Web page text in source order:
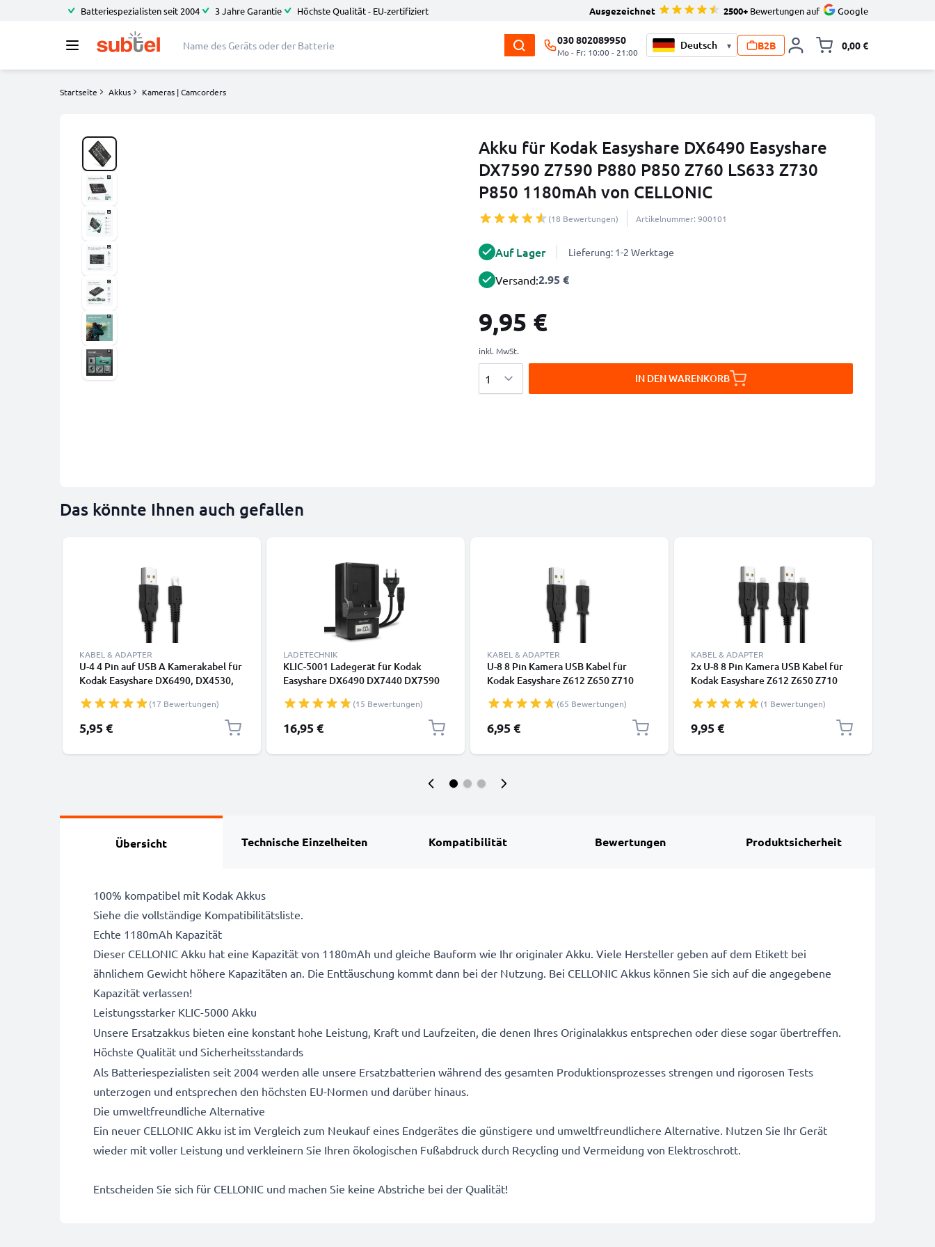
Batteriespezialisten seit 2004 3 Jahre Garantie Höchste Qualität - EU-zertifiziert Ausgezeichnet 2500+ Bewertungen auf Google
030 802089950
Mo - Fr: 10:00 - 21:00
▾ B2B 0,00 €
Startseite Akkus Kameras | Camcorders
Akku für Kodak Easyshare DX6490 Easyshare
DX7590 Z7590 P880 P850 Z760 LS633 Z730
P850 1180mAh von CELLONIC
(18 Bewertungen) Artikelnummer: 900101
Auf Lager Lieferung: 1-2 Werktage
Versand:2.95 €
9,95 €
inkl. MwSt.
IN DEN WARENKORB
Das könnte Ihnen auch gefallen
KABEL & ADAPTER
U-4 4 Pin auf USB A Kamerakabel für
Kodak Easyshare DX6490, DX4530,
LS633, CX6330 1A
Schnellladedatenkabel U-4, schwarz,
PVC, 1.5m von subtel
(17 Bewertungen)
5,95 €
LADETECHNIK
KLIC-5001 Ladegerät für Kodak
Easyshare DX6490 DX7440 DX7590
Akkus von CELLONIC(15 Bewertungen)
16,95 €
KABEL & ADAPTER
U-8 8 Pin Kamera USB Kabel für
Kodak Easyshare Z612 Z650 Z710
ZX1 C713 C813 V10003 P880 P850
M753 M863 Video-/ Fotokameras - U-
8 Datenkabel 2.0, PVC Ladekabel
(65 Bewertungen)
6,95 €
KABEL & ADAPTER
2x U-8 8 Pin Kamera USB Kabel für
Kodak Easyshare Z612 Z650 Z710
ZX1 C713 C813 V10003 P880 P850
M753 M863 Video-/ Fotokameras - U-
8 Datenkabel 2.0, PVC Ladekabel
(1 Bewertungen)
9,95 €
Übersicht Technische Einzelheiten Kompatibilität Bewertungen Produktsicherheit
100% kompatibel mit Kodak Akkus
Siehe die vollständige Kompatibilitätsliste.
Echte 1180mAh Kapazität
Dieser CELLONIC Akku hat eine Kapazität von 1180mAh und gleiche Bauform wie Ihr originaler Akku. Viele Hersteller geben auf dem Etikett bei
ähnlichem Gewicht höhere Kapazitäten an. Die Enttäuschung kommt dann bei der Nutzung. Bei CELLONIC Akkus können Sie sich auf die angegebene
Kapazität verlassen!
Leistungsstarker KLIC-5000 Akku
Unsere Ersatzakkus bieten eine konstant hohe Leistung, Kraft und Laufzeiten, die denen Ihres Originalakkus entsprechen oder diese sogar übertreffen.
Höchste Qualität und Sicherheitsstandards
Als Batteriespezialisten seit 2004 werden alle unsere Ersatzbatterien während des gesamten Produktionsprozesses strengen und rigorosen Tests
unterzogen und entsprechen den höchsten EU-Normen und darüber hinaus.
Die umweltfreundliche Alternative
Ein neuer CELLONIC Akku ist im Vergleich zum Neukauf eines Endgerätes die günstigere und umweltfreundlichere Alternative. Nutzen Sie Ihr Gerät
wieder mit voller Leistung und verkleinern Sie Ihren ökologischen Fußabdruck durch Recycling und Vermeidung von Elektroschrott.
Entscheiden Sie sich für CELLONIC und machen Sie keine Abstriche bei der Qualität!